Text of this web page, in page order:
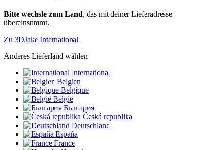
Bitte wechsle zum Land, das mit deiner Lieferadresse
übereinstimmt.
Zu 3DJake International
Anderes Lieferland wählen
International
Belgien
Belgique
België
България
Česká republika
Deutschland
España
France